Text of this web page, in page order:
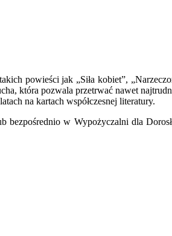
powieści jak „Siła kobiet”,
która pozwala przetrwać nawet
na kartach współczesnej literatury.
w Wypożyczalni dla